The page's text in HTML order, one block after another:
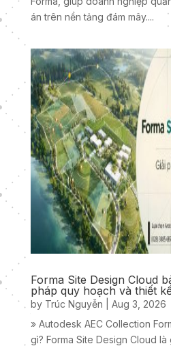
án trên nền tảng đám mây....
Forma Site Design Cloud
pháp quy hoạch và thiết
by Trúc Nguyễn
Aug 3, 2026
» Autodesk AEC Collection
gì? Forma Site Design Cloud